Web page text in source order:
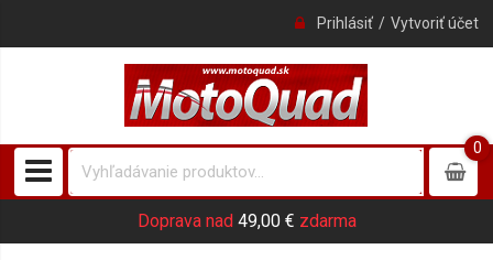
Prihlásiť Vytvoriť účet
0
0item
Doprava nad 49,00 € zdarma